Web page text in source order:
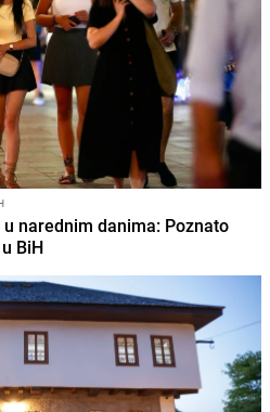
narednim danima: Poznato
BiH